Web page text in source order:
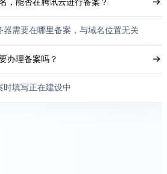
，能否在腾讯云进行备案？
器需要在哪里备案，与域名位置无关
办理备案吗？
时填写正在建设中